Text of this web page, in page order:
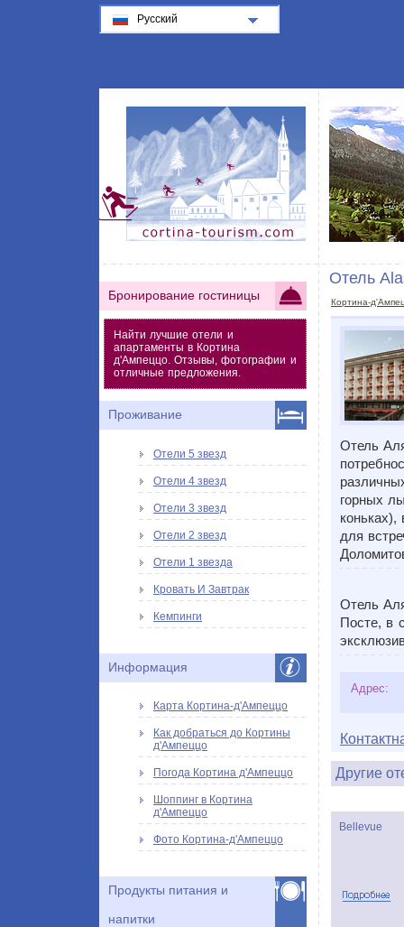
Отель
Кортина-
Отель
горных
для
Отель
Посте, в
Адрес:
Другие
Bellevue
Бронирование гостиницы
Найти лучшие отели и
апартаменты в Кортина
д'Ампеццо. Отзывы, фотографии и
отличные предложения.
Проживание
Отели 5 звезд
Отели 4 звезд
Отели 3 звезд
Отели 2 звезд
Отели 1 звезда
Кровать И Завтрак
Кемпинги
Информация
Карта Кортина-д'Ампеццо
Как добраться до Кортины
д'Ампеццо
Погода Кортина д'Ампеццо
Шоппинг в Кортина
д'Ампеццо
Фото Кортина-д'Ампеццо
Продукты питания и
напитки
Русский